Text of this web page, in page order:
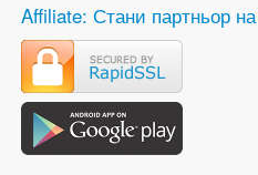
Affiliate: Стани партньор